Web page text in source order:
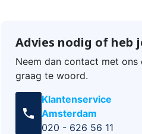
Advies nodig of heb
Neem dan contact met ons
graag te woord.
call
Klantenservice
Amsterdam
020 - 626 56 11